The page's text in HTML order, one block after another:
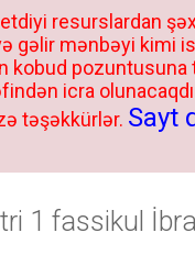
resurslardan
gəlir mənbəyi
kobud
icra
təşəkkürlər. Sayt
1 fassikul